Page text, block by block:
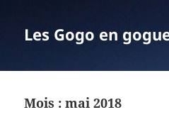
Les Gogo en
Mois :mai 2018